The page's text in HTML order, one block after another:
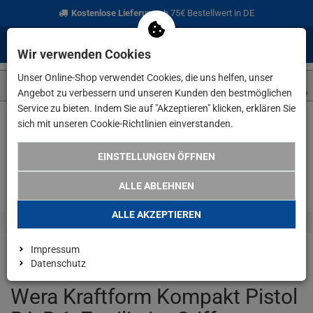
Kostenlose Lieferungab 75€ Bestellwert in DE
Wera Kraftform Kompakt Pistol
Wir verwenden Cookies
Unser Online-Shop verwendet Cookies, die uns helfen, unser
Angebot zu verbessern und unseren Kunden den bestmöglichen
Service zu bieten. Indem Sie auf "Akzeptieren" klicken, erklären Sie
sich mit unseren Cookie-Richtlinien einverstanden.
EINSTELLUNGEN ÖFFNEN
ALLE ABLEHNEN
ALLE AKZEPTIEREN
Impressum
Datenschutz